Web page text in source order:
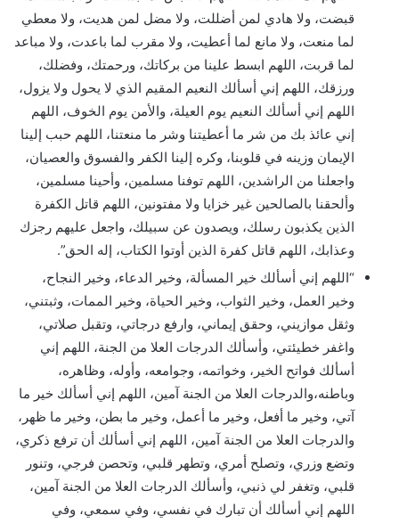
قبضت، ولا هادي لمن أضللت، ولا مضل لمن هديت، ولا معطي
لما منعت، ولا مانع لما أعطيت، ولا مقرب لما باعدت، ولا مباعد
لما قربت، اللهم ابسط علينا من بركاتك، ورحمتك، وفضلك،
ورزقك، اللهم إني أسألك النعيم المقيم الذي لا يحول ولا يزول،
اللهم إني أسألك النعيم يوم العيلة، والأمن يوم الخوف، اللهم
إني عائذ بك من شر ما أعطيتنا وشر ما منعتنا، اللهم حبب إلينا
الإيمان وزينه في قلوبنا، وكره إلينا الكفر والفسوق والعصيان،
واجعلنا من الراشدين، اللهم توفنا مسلمين، وأحينا مسلمين،
وألحقنا بالصالحين غير خزايا ولا مفتونين، اللهم قاتل الكفرة
الذين يكذبون رسلك، ويصدون عن سبيلك، واجعل عليهم رجزك
وعذابك، اللهم قاتل كفرة الذين أوتوا الكتاب، إله الحق”.
“اللهم إني أسألك خير المسألة، وخير الدعاء، وخير النجاح،
وخير العمل، وخير الثواب، وخير الحياة، وخير الممات، وثبتني،
وثقل موازيني، وحقق إيماني، وارفع درجاتي، وتقبل صلاتي،
واغفر خطيئتي، وأسألك الدرجات العلا من الجنة، اللهم إني
أسألك فواتح الخير، وخواتمه، وجوامعه، وأوله، وظاهره،
وباطنه،والدرجات العلا من الجنة آمين، اللهم إني أسألك خير ما
آتي، وخير ما أفعل، وخير ما أعمل، وخير ما بطن، وخير ما ظهر،
والدرجات العلا من الجنة آمين، اللهم إني أسألك أن ترفع ذكري،
وتضع وزري، وتصلح أمري، وتطهر قلبي، وتحصن فرجي، وتنور
قلبي، وتغفر لي ذنبي، وأسألك الدرجات العلا من الجنة آمين،
اللهم إني أسألك أن تبارك في نفسي، وفي سمعي، وفي